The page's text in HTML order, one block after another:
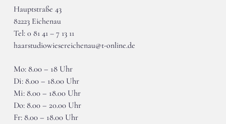
Hauptstraße 43
82223 Eichenau
Tel: 0 81 41 – 7 13 11
haarstudiowiesereichenau@t-online.de
Mo: 8.00 – 18 Uhr
Di: 8.00 – 18.00 Uhr
Mi: 8.00 – 18.00 Uhr
Do: 8.00 – 20.00 Uhr
Fr: 8.00 – 18.00 Uhr